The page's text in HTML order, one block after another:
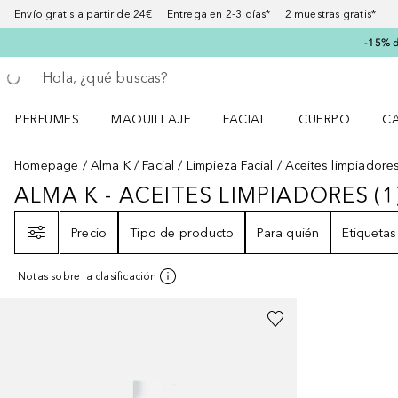
Envío gratis a partir de 24€ Entrega en 2-3 días* 2 muestras gratis*
-15%
Regresar
Ejecutar búsqueda
PERFUMES
MAQUILLAJE
FACIAL
CUERPO
Homepage
Alma K Facial Limpieza Facial Aceites limpiadores
ALMA K - ACEITES LIMPIADORES
ALMA K - ACEITES LIMPIADORES (1
Precio
Tipo de producto Para quién Etiquetas
Notas sobre la clasificación